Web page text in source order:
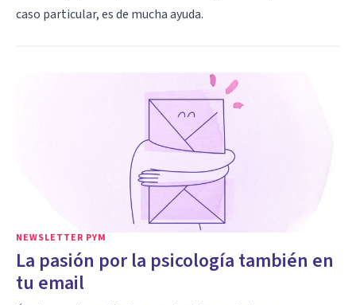
caso particular, es de mucha ayuda.
NEWSLETTER PYM
La pasión por la psicología también en
tu email